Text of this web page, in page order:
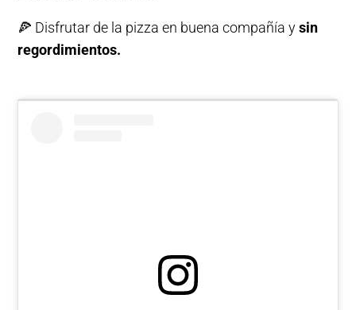
🍕 Disfrutar de la pizza en buena compañía ysin
regordimientos.